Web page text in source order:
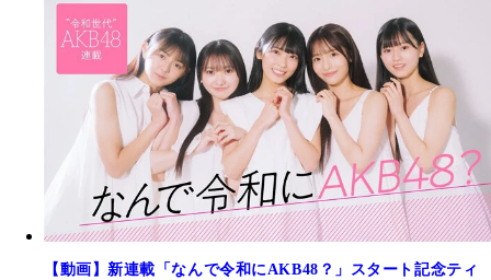
【動画】新連載「なんで令和にAKB48？」スタート記念ティ